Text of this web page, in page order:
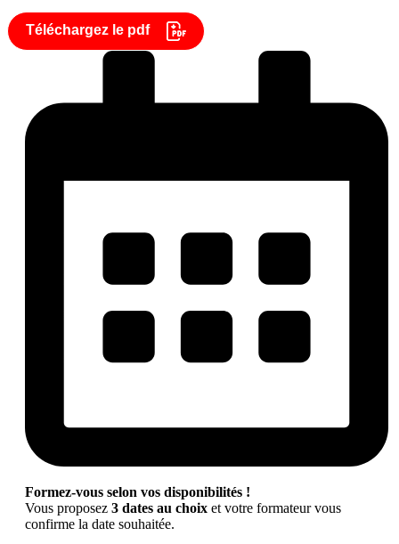
Téléchargez le pdf
Formez-vous selon vos disponibilités !
Vous proposez 3 dates au choix et votre formateur vous
confirme la date souhaitée.